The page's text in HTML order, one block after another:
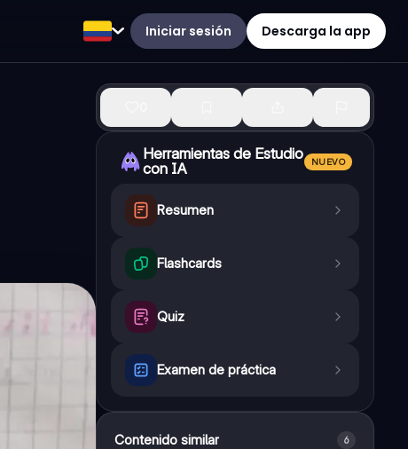
Iniciar sesión Descarga la app
Herramientas de Estudio
con IA
NUEVO
Resumen
Flashcards
Quiz
Examen de práctica
Contenido similar 6